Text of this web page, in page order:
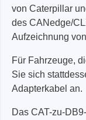
von Caterpillar
des CANedge/
Aufzeichnung
Für Fahrzeuge,
Sie sich
Adapterkabel an.
Das CAT-zu-